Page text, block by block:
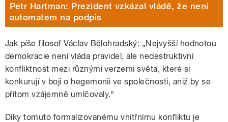
Petr Hartman: Prezident vzkázal vládě, že není
automatem na podpis
Jak píše filosof Václav Bělohradský: „Nejvyšší hodnotou
demokracie není vláda pravidel, ale nedestruktivní
konfliktnost mezi různými verzemi světa, které si
konkurují v boji o hegemonii ve společnosti, aniž by se
přitom vzájemně umlčovaly.“
Díky tomuto formalizovanému vnitřnímu konfliktu je